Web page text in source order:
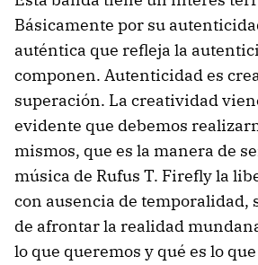
Básicamente por su
auténtica que refleja la
componen. Autenticidad es
superación. La creatividad
evidente que debemos
mismos, que es la manera de
música de Rufus T. Firefly la
con ausencia de temporalidad,
de afrontar la realidad
lo que queremos y qué es lo